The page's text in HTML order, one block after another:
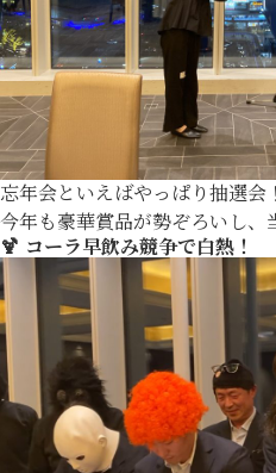
忘年会といえばやっぱり抽選会！
今年も豪華賞品が勢ぞろいし、
🍹 コーラ早飲み競争で白熱！